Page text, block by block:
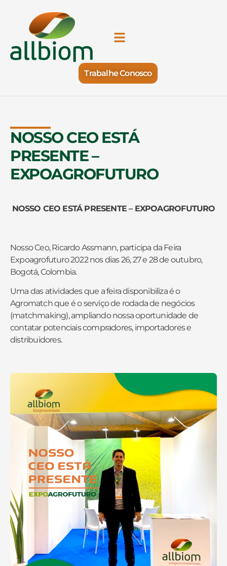
Trabalhe Conosco
NOSSO CEO ESTÁ
PRESENTE –
EXPOAGROFUTURO
NOSSO CEO ESTÁ PRESENTE – EXPOAGROFUTURO
Nosso Ceo, Ricardo Assmann, participa da Feira
Expoagrofuturo 2022 nos dias 26, 27 e 28 de outubro,
Bogotá, Colombia.
Uma das atividades que a feira disponibiliza é o
Agromatch que é o serviço de rodada de negócios
(matchmaking), ampliando nossa oportunidade de
contatar potenciais compradores, importadores e
distribuidores.